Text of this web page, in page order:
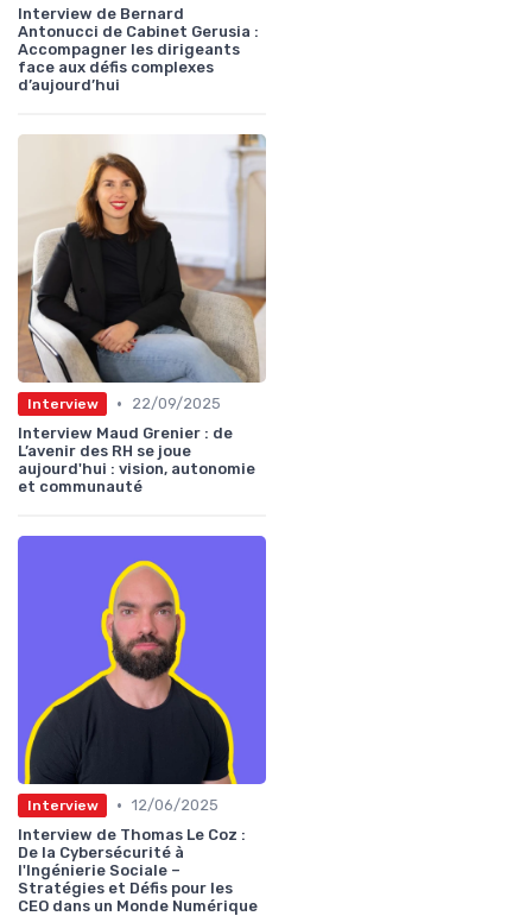
Interview de Bernard
Antonucci de Cabinet Gerusia :
Accompagner les dirigeants
face aux défis complexes
d’aujourd’hui
Interview •
22/09/2025
Interview Maud Grenier : de
L’avenir des RH se joue
aujourd'hui : vision, autonomie
et communauté
Interview • 12/06/2025
Interview de Thomas Le Coz :
De la Cybersécurité à
l'Ingénierie Sociale –
Stratégies et Défis pour les
CEO dans un Monde Numérique